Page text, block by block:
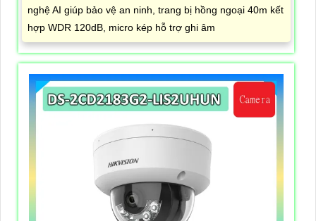
nghệ AI giúp bảo vệ an ninh, trang bị hồng ngoại 40m kết
hợp WDR 120dB, micro kép hỗ trợ ghi âm